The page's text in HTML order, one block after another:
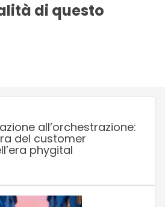
di questo
all’orchestrazione:
del customer
phygital